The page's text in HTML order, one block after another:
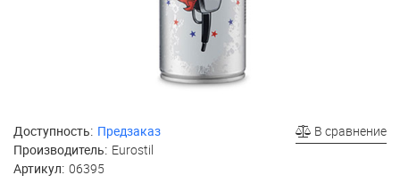
В сравнение
Доступность: Предзаказ
Производитель: Eurostil
Артикул: 06395